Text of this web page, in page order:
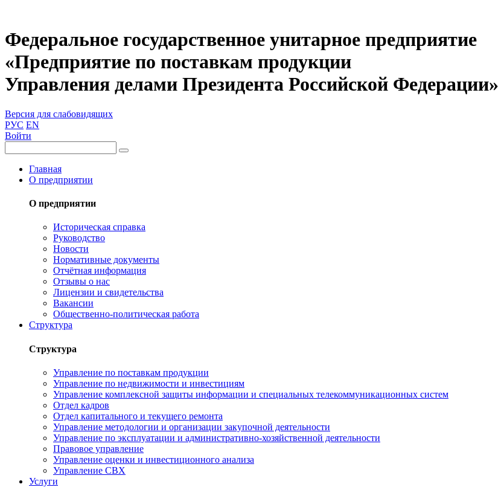
Федеральное государственное унитарное предприятие
«Предприятие по поставкам продукции
Управления делами Президента Российской Федерации»
Версия для слабовидящих
РУС EN
Войти
Главная
О предприятии
О предприятии
Историческая справка
Руководство
Новости
Нормативные документы
Отчётная информация
Отзывы о нас
Лицензии и свидетельства
Вакансии
Общественно-политическая работа
Структура
Структура
Управление по поставкам продукции
Управление по недвижимости и инвестициям
Управление комплексной защиты информации и специальных телекоммуникационных систем
Отдел кадров
Отдел капитального и текущего ремонта
Управление методологии и организации закупочной деятельности
Управление по эксплуатации и административно-хозяйственной деятельности
Правовое управление
Управление оценки и инвестиционного анализа
Управление СВХ
Услуги